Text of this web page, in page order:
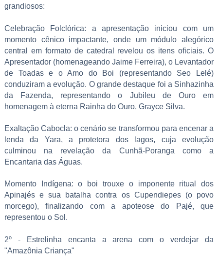
grandiosos:
Celebração Folclórica: a apresentação iniciou com um
momento cênico impactante, onde um módulo alegórico
central em formato de catedral revelou os itens oficiais. O
Apresentador (homenageando Jaime Ferreira), o Levantador
de Toadas e o Amo do Boi (representando Seo Lelé)
conduziram a evolução. O grande destaque foi a Sinhazinha
da Fazenda, representando o Jubileu de Ouro em
homenagem à eterna Rainha do Ouro, Grayce Silva.
Exaltação Cabocla: o cenário se transformou para encenar a
lenda da Yara, a protetora dos lagos, cuja evolução
culminou na revelação da Cunhã-Poranga como a
Encantaria das Águas.
Momento Indígena: o boi trouxe o imponente ritual dos
Apinajés e sua batalha contra os Cupendiepes (o povo
morcego), finalizando com a apoteose do Pajé, que
representou o Sol.
2º - Estrelinha encanta a arena com o verdejar da
"Amazônia Criança"